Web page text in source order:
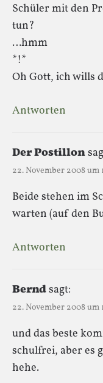
Schüler mit den
tun?
…hmm
*!*
Oh Gott, ich wills
Antworten
Der Postillon
22. November 2008 um
Beide stehen im
warten (auf den
Antworten
Berndsagt:
22. November 2008 um
und das beste
schulfrei, aber es
hehe.